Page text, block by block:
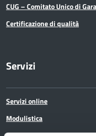
CUG – Comitato Unico di
Certificazione di qualità
Servizi
Servizi online
Modulistica